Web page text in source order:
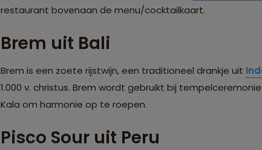
restaurant bovenaan de menu/cocktailkaart.
Brem uit Bali
Brem is een zoete rijstwijn, een traditioneel drankje uit
1.000 v. christus. Brem wordt gebruikt bij
Kala om harmonie op te roepen.
Pisco Sour uit Peru